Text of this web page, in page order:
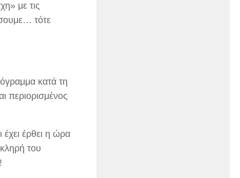
με τις
τότε
κατά τη
περιορισμένος
έχει έρθει η ώρα
του